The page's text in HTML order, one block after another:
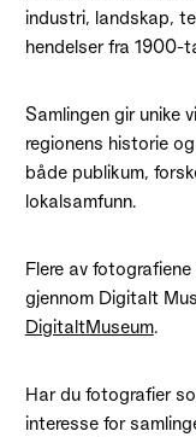
industri, landskap,
hendelser fra 1900-
Samlingen gir unike
regionens historie
både publikum,
lokalsamfunn.
Flere av
gjennom Digitalt
DigitaltMuseum.
Har du fotografier
interesse for